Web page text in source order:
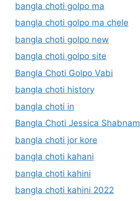
bangla choti golpo ma
bangla choti golpo ma chele
bangla choti golpo new
bangla choti golpo site
Bangla Choti Golpo Vabi
bangla choti history
bangla choti in
Bangla Choti Jessica Shabnam
bangla choti jor kore
bangla choti kahani
bangla choti kahini
bangla choti kahini 2022